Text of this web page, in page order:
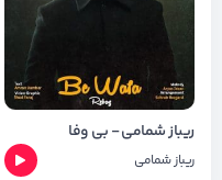
ریباز شمامی - بی وفا
ریباز شمامی